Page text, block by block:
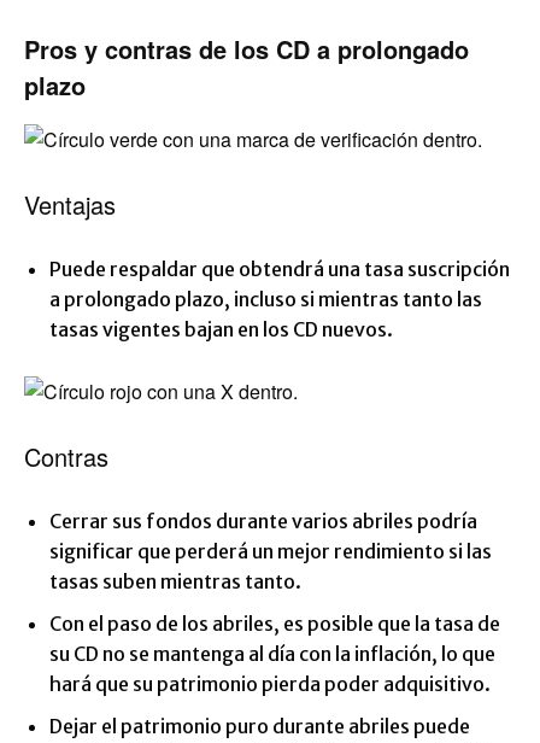
Pros y contras de los CD a prolongado
plazo
Ventajas
Puede respaldar que obtendrá una tasa suscripción
a prolongado plazo, incluso si mientras tanto las
tasas vigentes bajan en los CD nuevos.
Contras
Cerrar sus fondos durante varios abriles podría
significar que perderá un mejor rendimiento si las
tasas suben mientras tanto.
Con el paso de los abriles, es posible que la tasa de
su CD no se mantenga al día con la inflación, lo que
hará que su patrimonio pierda poder adquisitivo.
Dejar el patrimonio puro durante abriles puede